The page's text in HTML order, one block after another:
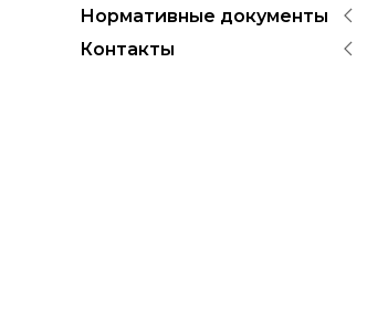
Нормативные документы
Контакты